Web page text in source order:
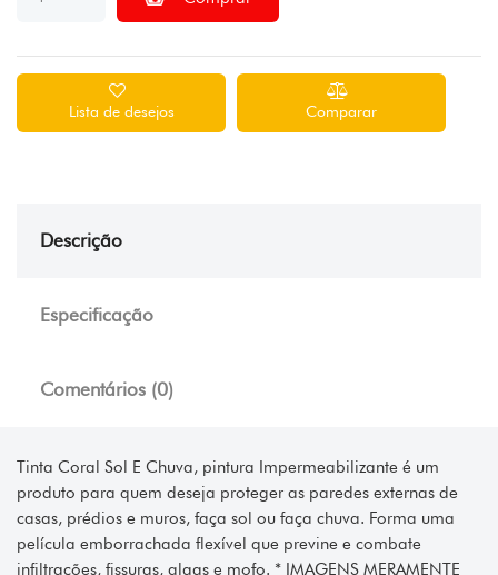
Lista de desejos Comparar
Descrição
Especificação
Comentários (0)
Tinta Coral Sol E Chuva, pintura Impermeabilizante é um
produto para quem deseja proteger as paredes externas de
casas, prédios e muros, faça sol ou faça chuva. Forma uma
película emborrachada flexível que previne e combate
infiltrações, fissuras, algas e mofo. * IMAGENS MERAMENTE